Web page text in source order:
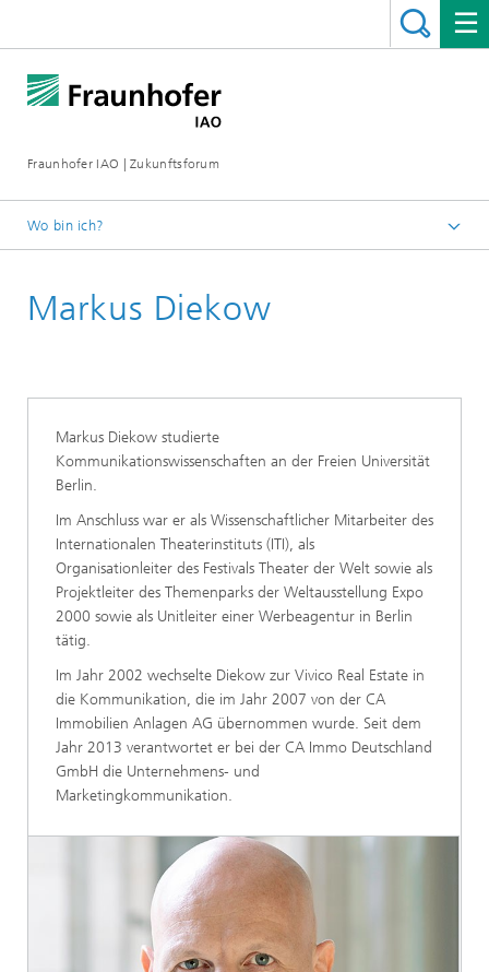
Fraunhofer IAO | Zukunftsforum
Wo bin ich?
Rückblicke
Markus Diekow
Markus Diekow studierte
Kommunikationswissenschaften an der Freien Universität
Berlin.
Im Anschluss war er als Wissenschaftlicher Mitarbeiter des
Internationalen Theaterinstituts (ITI), als
Organisationleiter des Festivals Theater der Welt sowie als
Projektleiter des Themenparks der Weltausstellung Expo
2000 sowie als Unitleiter einer Werbeagentur in Berlin
tätig.
Im Jahr 2002 wechselte Diekow zur Vivico Real Estate in
die Kommunikation, die im Jahr 2007 von der CA
Immobilien Anlagen AG übernommen wurde. Seit dem
Jahr 2013 verantwortet er bei der CA Immo Deutschland
GmbH die Unternehmens- und
Marketingkommunikation.